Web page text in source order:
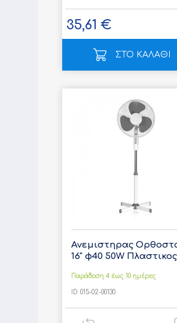
35,61 €
ΣΤΟ ΚΑΛΑΘΙ
Ανεμιστηρας
16" φ40 50W
Παράδοση 4 έως 10 ημέρες
ID: 015-02-00130